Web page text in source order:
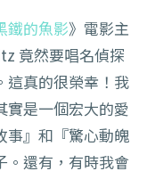
鐵的魚影》電影主
竟然要唱名偵探
這真的很榮幸！我
實是一個宏大的愛
事』和『驚心動魄
。還有，有時我會